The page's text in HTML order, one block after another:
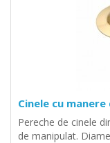
Cinele cu manere
Pereche de cinele
de manipulat.